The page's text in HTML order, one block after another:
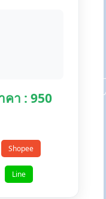
คา : 950
Shopee
Line